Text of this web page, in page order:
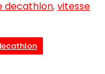
decathlon,vitesse